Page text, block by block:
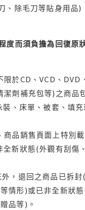
、除毛刀等貼身用品)
度而須負擔為回復
於CD、VCD、
劑補充包等)之商品
、床單、被套、填
品銷售頁面上特別
新狀態(外觀有刮
，退回之商品已拆
情形)或已非全新狀
品等)。